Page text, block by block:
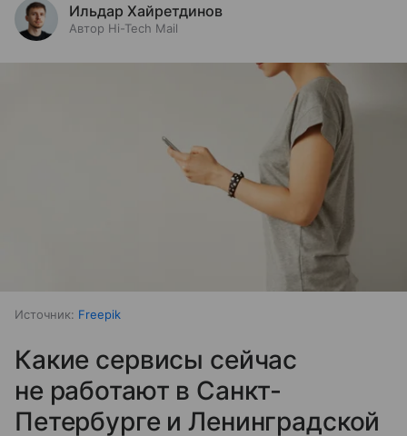
Ильдар Хайретдинов
Автор Hi-Tech Mail
Источник: Freepik
Какие сервисы сейчас
не работают в Санкт-
Петербурге и Ленинградской